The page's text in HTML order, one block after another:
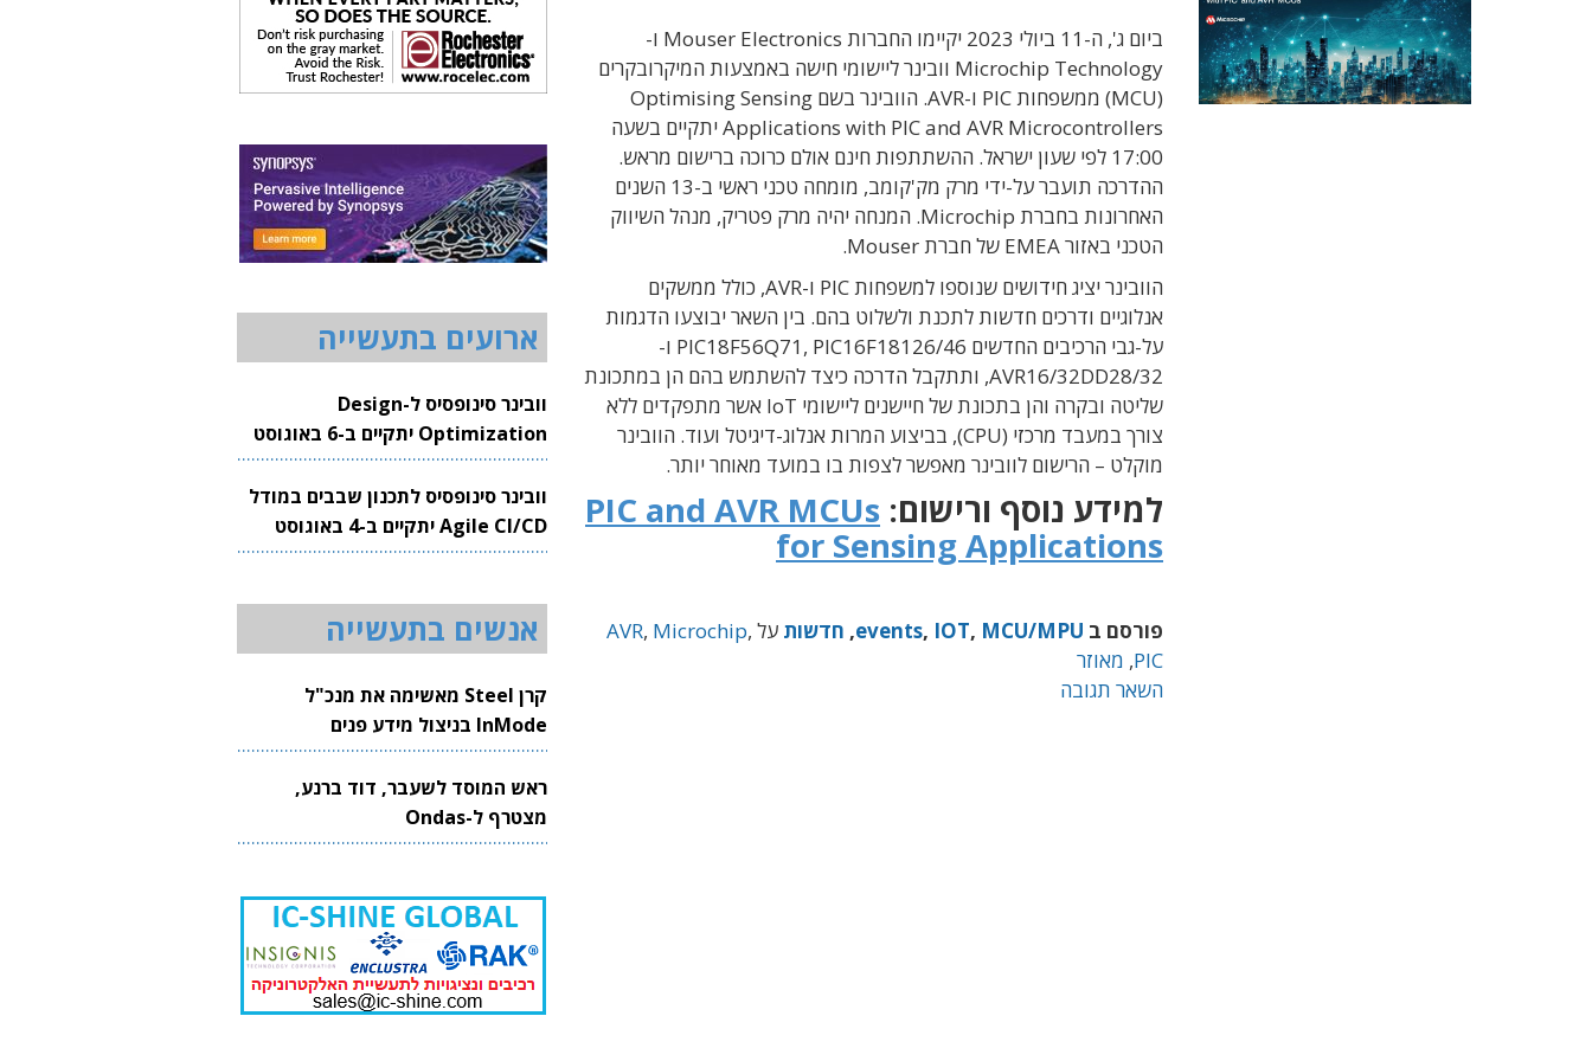
ביום ג', ה-11 ביולי 2023 יקיימו החברות Mouser Electronics ו-
Microchip Technology וובינר ליישומי חישה באמצעות המיקרובקרים
(MCU) ממשפחות PIC ו-AVR. הוובינר בשם Optimising Sensing
Applications with PIC and AVR Microcontrollers יתקיים בשעה
17:00 לפי שעון ישראל. ההשתתפות חינם אולם כרוכה ברישום מראש.
ההדרכה תועבר על-ידי מרק מק'קומב, מומחה טכני ראשי ב-13 השנים
האחרונות בחברת Microchip. המנחה יהיה מרק פטריק, מנהל השיווק
הטכני באזור EMEA של חברת Mouser.
הוובינר יציג חידושים שנוספו למשפחות PIC ו-AVR, כולל ממשקים
אנלוגיים ודרכים חדשות לתכנת ולשלוט בהם. בין השאר יבוצעו הדגמות
על-גבי הרכיבים החדשים PIC18F56Q71, PIC16F18126/46 ו-
AVR16/32DD28/32, ותתקבל הדרכה כיצד להשתמש בהם הן במתכונת
שליטה ובקרה והן בתכונת של חיישנים ליישומי IoT אשר מתפקדים ללא
צורך במעבד מרכזי (CPU), בביצוע המרות אנלוג-דיגיטל ועוד. הוובינר
מוקלט – הרישום לוובינר מאפשר לצפות בו במועד מאוחר יותר.
למידע נוסף ורישום: PIC and AVR MCUs
for Sensing Applications
פורסם ב events, IOT, MCU/MPU
, חדשות על AVR, Microchip,
PIC
, מאוזר
השאר תגובה
ארועים בתעשייה
וובינר סינופסיס ל-Design
Optimization יתקיים ב-6 באוגוסט
2026
וובינר סינופסיס לתכנון שבבים במודל
Agile CI/CD יתקיים ב-4 באוגוסט
2026
אנשים בתעשייה
קרן Steel מאשימה את מנכ"ל
InMode בניצול מידע פנים
ראש המוסד לשעבר, דוד ברנע,
מצטרף ל-Ondas